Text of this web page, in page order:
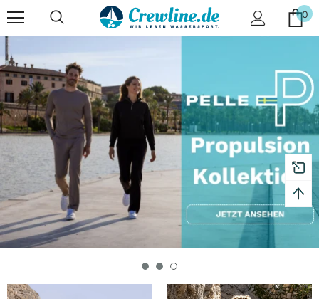
0
30 Days Returns and 2 year
Warranty